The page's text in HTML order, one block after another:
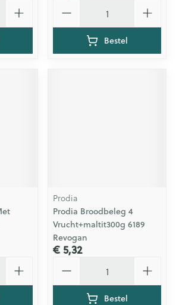
Bestel
Prodia
Prodia Broodbeleg 4
Vrucht+maltit300g 6189
Revogan
€ 5,32
Bestel